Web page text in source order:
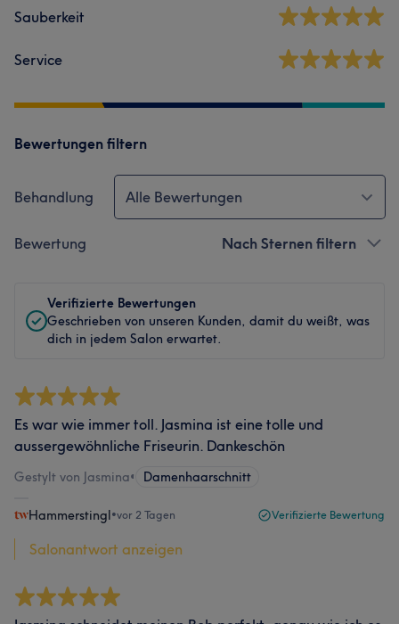
Sauberkeit
Service
Bewertungen filtern
Behandlung Alle Bewertungen
Bewertung Nach Sternen filtern
Verifizierte Bewertungen
Geschrieben von unseren Kunden, damit du weißt, was
dich in jedem Salon erwartet.
Es war wie immer toll. Jasmina ist eine tolle und
aussergewöhnliche Friseurin. Dankeschön
Gestylt von Jasmina• Damenhaarschnitt
Hammerstingl•vor 2 Tagen Verifizierte Bewertung
Salonantwort anzeigen